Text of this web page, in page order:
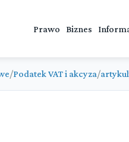
Prawo Biznes
/Podatek VAT i akcyza/